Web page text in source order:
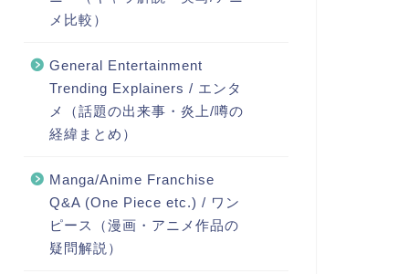
メ比較）
General Entertainment
Trending Explainers / エンタ
メ（話題の出来事・炎上/噂の
経緯まとめ）
Manga/Anime Franchise
Q&A (One Piece etc.) / ワン
ピース（漫画・アニメ作品の
疑問解説）